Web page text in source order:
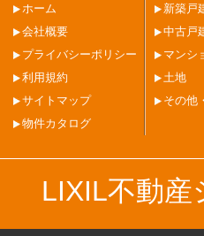
ホーム
会社概要
プライバシーポリシー
利用規約
サイトマップ
物件カタログ
新築戸
中古戸
マンシ
土地
その他
LIXIL不動